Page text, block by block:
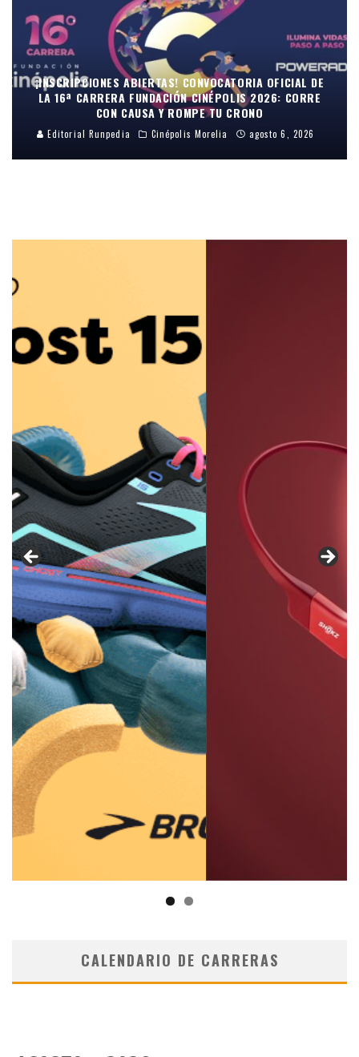
¡INSCRIPCIONES ABIERTAS! CONVOCATORIA OFICIAL DE
LA 16ª CARRERA FUNDACIÓN CINÉPOLIS 2026: CORRE
CON CAUSA Y ROMPE TU CRONO
Editorial Runpedia Cinépolis Morelia agosto 6, 2026
CALENDARIO DE CARRERAS